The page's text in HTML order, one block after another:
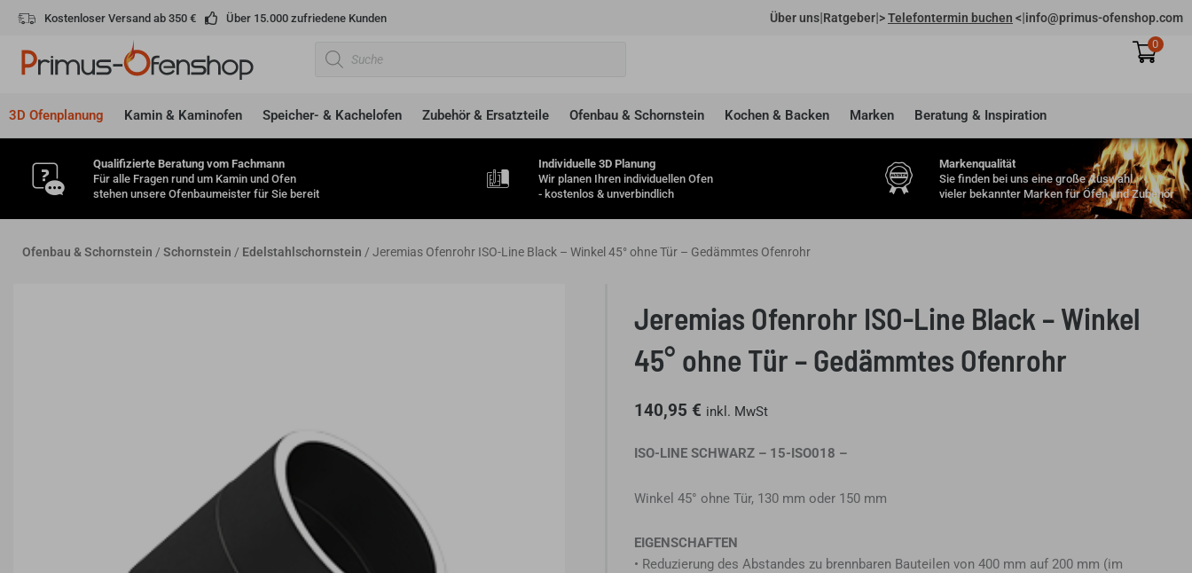
Zum
springen
Kostenloser Versand ab 350 € Über 15.000 zufriedene Kunden Über uns|Ratgeber|>Telefontermin buchen <|info@primus-ofenshop.com
Products
search
0
3D Ofenplanung Kamin & Kaminofen Speicher- & Kachelofen Zubehör & Ersatzteile Ofenbau & Schornstein Kochen & Backen Marken Beratung & Inspiration
Qualifizierte Beratung vom Fachmann
Für alle Fragen rund um Kamin und Ofen
stehen unsere Ofenbaumeister für Sie bereit
Individuelle 3D Planung
Wir planen Ihren individuellen Ofen
- kostenlos & unverbindlich
Markenqualität
Sie finden bei uns eine große Auswahl
vieler bekannter Marken für Öfen und Zubehör
Ofenbau & Schornstein / Schornstein / Edelstahlschornstein / Jeremias Ofenrohr ISO-Line Black – Winkel 45° ohne Tür – Gedämmtes Ofenrohr
Jeremias Ofenrohr ISO-Line Black – Winkel
45° ohne Tür – Gedämmtes Ofenrohr
140,95 € inkl. MwSt
ISO-LINE SCHWARZ – 15-ISO018 –
Winkel 45° ohne Tür, 130 mm oder 150 mm
EIGENSCHAFTEN
• Reduzierung des Abstandes zu brennbaren Bauteilen von 400 mm auf 200 mm (im